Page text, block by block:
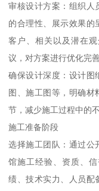
审核设计方案：组织人
的合理性、展示效果的
客户、相关以及潜在
议，对方案进行优化完善
确保设计深度：设计图
图、施工图等，明确材
节，减少施工过程中的
施工准备阶段
选择施工团队：通过公
馆施工经验、资质、
绩、技术实力、人员配